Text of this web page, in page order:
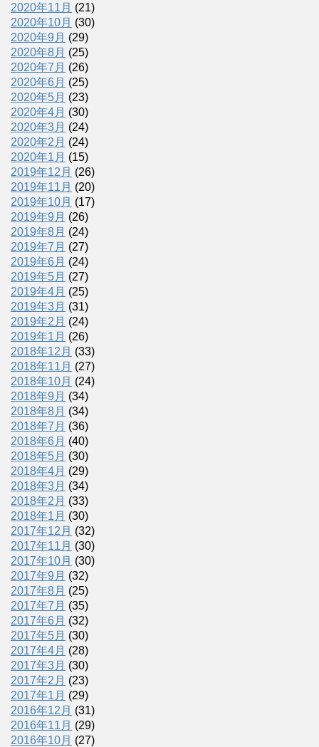
2020年11月 (21)
2020年10月 (30)
2020年9月 (29)
2020年8月 (25)
2020年7月 (26)
2020年6月 (25)
2020年5月 (23)
2020年4月 (30)
2020年3月 (24)
2020年2月 (24)
2020年1月 (15)
2019年12月 (26)
2019年11月 (20)
2019年10月 (17)
2019年9月 (26)
2019年8月 (24)
2019年7月 (27)
2019年6月 (24)
2019年5月 (27)
2019年4月 (25)
2019年3月 (31)
2019年2月 (24)
2019年1月 (26)
2018年12月 (33)
2018年11月 (27)
2018年10月 (24)
2018年9月 (34)
2018年8月 (34)
2018年7月 (36)
2018年6月 (40)
2018年5月 (30)
2018年4月 (29)
2018年3月 (34)
2018年2月 (33)
2018年1月 (30)
2017年12月 (32)
2017年11月 (30)
2017年10月 (30)
2017年9月 (32)
2017年8月 (25)
2017年7月 (35)
2017年6月 (32)
2017年5月 (30)
2017年4月 (28)
2017年3月 (30)
2017年2月 (23)
2017年1月 (29)
2016年12月 (31)
2016年11月 (29)
2016年10月 (27)